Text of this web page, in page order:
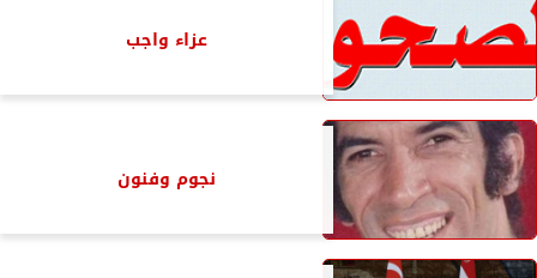
عزاء واجب
نجوم وفنون